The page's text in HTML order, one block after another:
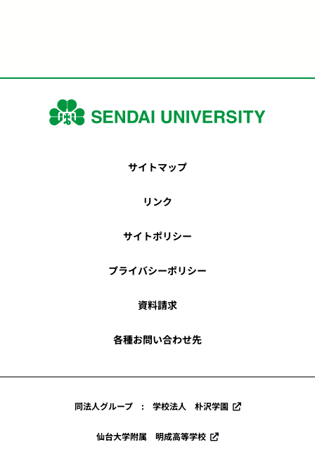
サイトマップ
リンク
サイトポリシー
プライバシーポリシー
資料請求
各種お問い合わせ先
同法人グループ : 学校法人 朴沢学園
仙台大学附属 明成高等学校